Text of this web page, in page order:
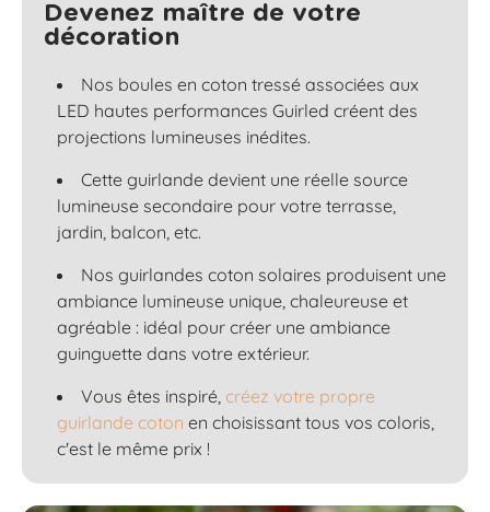
Devenez maître de votre
décoration
Nos boules en coton tressé associées aux
LED hautes performances Guirled créent des
projections lumineuses inédites.
Cette guirlande devient une réelle source
lumineuse secondaire pour votre terrasse,
jardin, balcon, etc.
Nos guirlandes coton solaires produisent une
ambiance lumineuse unique, chaleureuse et
agréable : idéal pour créer une ambiance
guinguette dans votre extérieur.
Vous êtes inspiré, créez votre propre
guirlande coton en choisissant tous vos coloris,
c'est le même prix !